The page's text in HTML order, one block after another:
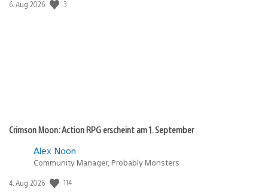
Veröffentlichungsdatum:
6. Aug 2026 3
Crimson Moon: Action RPG erscheint am 1. September
Alex Noon
Community Manager, Probably Monsters
Veröffentlichungsdatum:
4. Aug 2026 114